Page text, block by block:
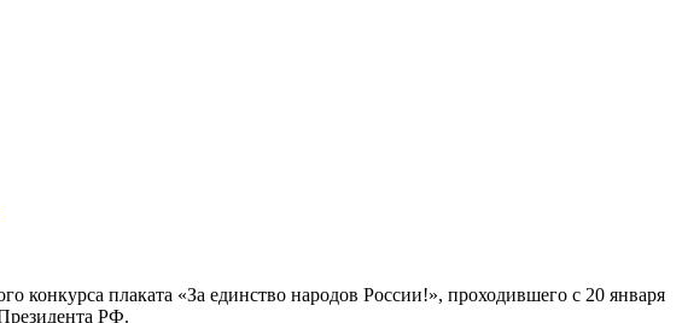
конкурса плаката «За единство народов России!», проходившего с 20 января
РФ.